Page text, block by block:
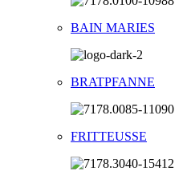
BAIN MARIES
BRATPFANNE
FRITTEUSSE